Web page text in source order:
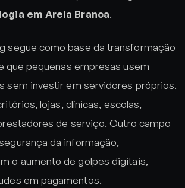
em Areia Branca.
segue como base da transformação
que pequenas empresas usem
sem investir em servidores próprios.
lojas, clínicas, escolas,
de serviço. Outro campo
da informação,
o aumento de golpes digitais,
em pagamentos.